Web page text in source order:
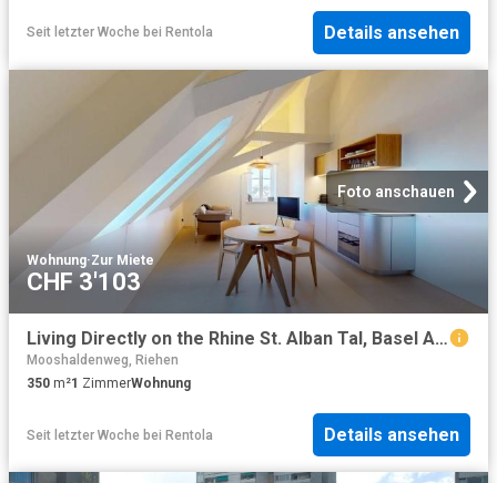
Seit letzter Woche bei Rentola Details ansehen
Foto anschauen
Wohnung·Zur Miete
CHF 3'103
Living Directly on the Rhine St. Alban Tal, Basel Amsterdam Apartments for Rent
Mooshaldenweg, Riehen
350 m²1 ZimmerWohnung
Seit letzter Woche bei Rentola Details ansehen